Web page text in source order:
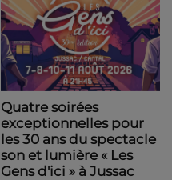
Quatre soirées
exceptionnelles pour
les 30 ans du spectacle
son et lumière « Les
Gens d'ici » à Jussac